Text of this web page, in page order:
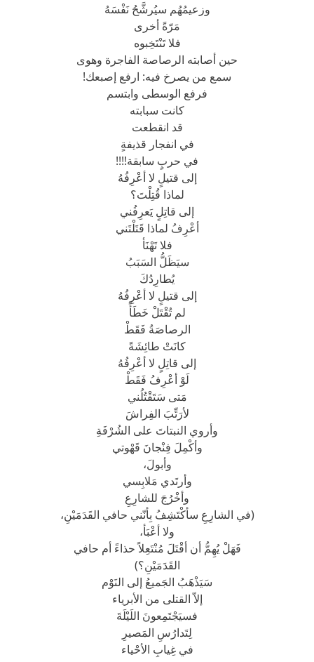
وزعيمُهُم سيُرشَّحُ نَفْسَهُ
مَرّةً أخرى
فلا تَنْتَخِبوه
حين أصابته الرصاصة الفاجرة وهوى
سمع من يصرخ فيه: ارفع إصبعك!
فرفع الوسطى وابتسم
كانت سبابته
قد انقطعت
في انفجار قذيفةٍ
في حربٍ سابقة!!!!
إلى قتيلٍ لا أعْرِفُهُ
لماذا قُتِلْتَ؟
إلى قاتِلٍ يَعرِفُني
أعْرِفُ لماذا قَتَلْتَني
فلا تَهْنَأ
سيَظَلُّ السَبَبُ
يُطارِدُكَ
إلى قتيلٍ لا أعْرِفُهُ
لم تُقْتَلْ خَطَأً
الرصاصَةُ فَقَطْ
كانَتْ طائِشَةً
إلى قاتِلٍ لا أعْرِفُهُ
لَوْ أعْرِفُ فَقَطْ
مَتى سَتَقْتُلُني
لأرَتِّبَ الفِراشَ
وأروي النبتاتَ على الشُرْفَةِ
وأكْمِلَ فِنْجانَ قَهْوتي
وأبولَ،
وأرتَدي مَلابِسي
وأخْرُجَ للشارِعِ
(في الشارِعِ سأكْتَشِفُ بِأنّني حافي القَدَمَيْنِ،
ولا أعْبَأ،
فَهَلْ يُهِمُّ أن أقْتَلَ مُنْتَعِلاً حذاءً أم حافي
القَدَمَيْنِ؟)
سَيَذْهَبُ الجَميعُ إلى النَوْم
إلاّ القتلى من الأبرياء
فسيَجْتَمِعونَ اللَيْلَةَ
لِتَدارُسِ المَصيرِ
في غِيابِ الأحْياء